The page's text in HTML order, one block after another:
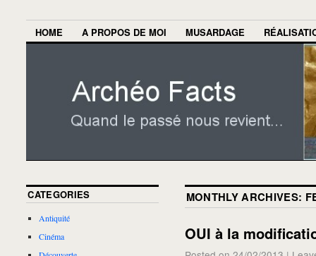
HOME A PROPOS DE MOI MUSARDAGE
MONTHLY ARCHIVES:
OUI à la
CATEGORIES
Antiquité
Cinéma